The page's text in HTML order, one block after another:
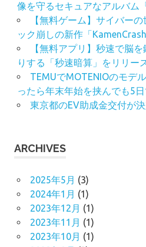
像を守るセキュアなアルバム
【無料ゲーム】サイバー
ック崩しの新作「
【無料アプリ】秒速で脳
りする「秒速暗算」をリリー
TEMUでMOTENIOのモデ
ったら年末年始を挟んでも5
東京都のEV助成金交付が
ARCHIVES
2025年5月 (3)
2024年1月 (1)
2023年12月 (1)
2023年11月 (1)
2023年10月 (1)